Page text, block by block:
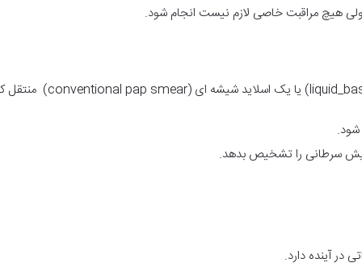
هیچ مراقبت خاصی لازم نیست انجام شود.
پیش سرطانی را تشخیص بدهد.
در آینده دارد.